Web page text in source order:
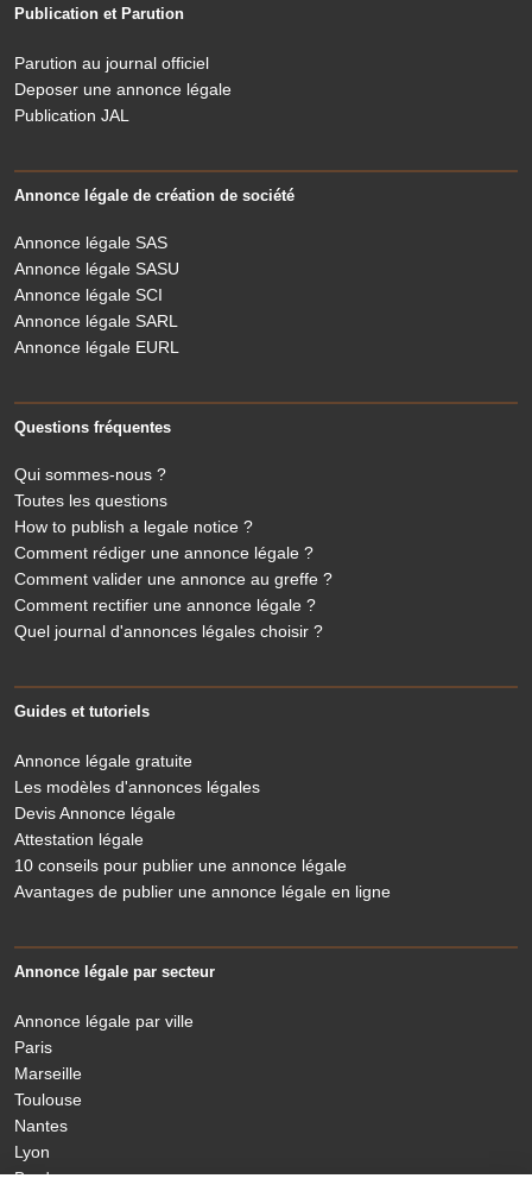
Publication et Parution
Parution au journal officiel
Deposer une annonce légale
Publication JAL
Annonce légale de création de société
Annonce légale SAS
Annonce légale SASU
Annonce légale SCI
Annonce légale SARL
Annonce légale EURL
Questions fréquentes
Qui sommes-nous ?
Toutes les questions
How to publish a legale notice ?
Comment rédiger une annonce légale ?
Comment valider une annonce au greffe ?
Comment rectifier une annonce légale ?
Quel journal d'annonces légales choisir ?
Guides et tutoriels
Annonce légale gratuite
Les modèles d'annonces légales
Devis Annonce légale
Attestation légale
10 conseils pour publier une annonce légale
Avantages de publier une annonce légale en ligne
Annonce légale par secteur
Annonce légale par ville
Paris
Marseille
Toulouse
Nantes
Lyon
Bordeaux